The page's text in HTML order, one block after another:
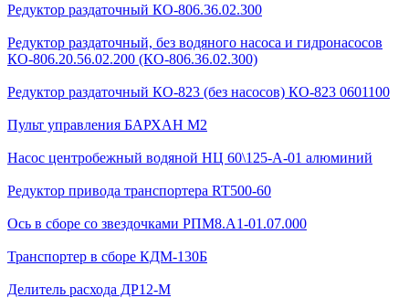
Редуктор раздаточный КО-806.36.02.300
Редуктор раздаточный, без водяного насоса и гидронасосов
КО-806.20.56.02.200 (КО-806.36.02.300)
Редуктор раздаточный КО-823 (без насосов) КО-823 0601100
Пульт управления БАРХАН М2
Насос центробежный водяной НЦ 60\125-А-01 алюминий
Редуктор привода транспортера RT500-60
Ось в сборе со звездочками РПМ8.А1-01.07.000
Транспортер в сборе КДМ-130Б
Делитель расхода ДР12-М